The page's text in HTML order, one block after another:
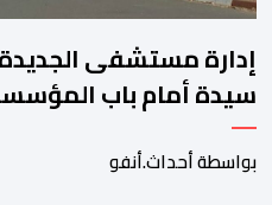
إدارة مستشفى
سيدة أمام باب
بواسطة أحداث.أنفو